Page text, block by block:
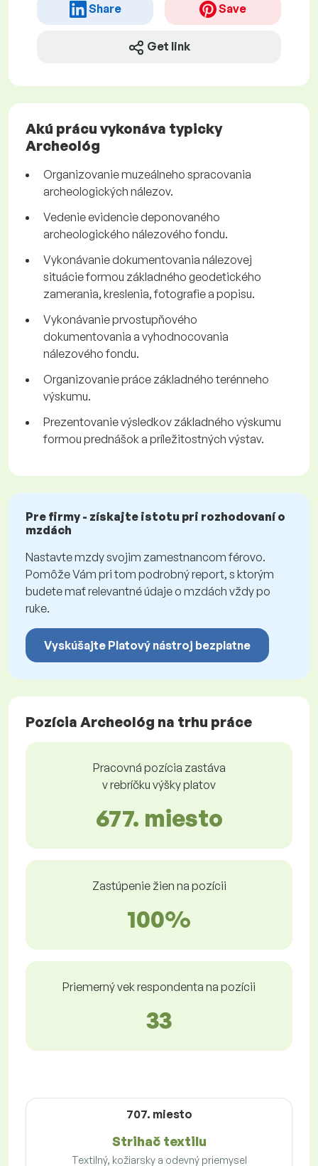
Share Save
Get link
Akú prácu vykonáva typicky
Archeológ
Organizovanie muzeálneho spracovania
archeologických nálezov.
Vedenie evidencie deponovaného
archeologického nálezového fondu.
Vykonávanie dokumentovania nálezovej
situácie formou základného geodetického
zamerania, kreslenia, fotografie a popisu.
Vykonávanie prvostupňového
dokumentovania a vyhodnocovania
nálezového fondu.
Organizovanie práce základného terénneho
výskumu.
Prezentovanie výsledkov základného výskumu
formou prednášok a príležitostných výstav.
Pre firmy - získajte istotu pri rozhodovaní o
mzdách
Nastavte mzdy svojim zamestnancom férovo.
Pomôže Vám pri tom podrobný report, s ktorým
budete mať relevantné údaje o mzdách vždy po
ruke.
Vyskúšajte Platový nástroj bezplatne
Pozícia Archeológ na trhu práce
Pracovná pozícia zastáva
v rebríčku výšky platov
677. miesto
Zastúpenie žien na pozícii
100%
Priemerný vek respondenta na pozícii
33
707. miesto
Strihač textilu
Textilný, kožiarsky a odevný priemysel